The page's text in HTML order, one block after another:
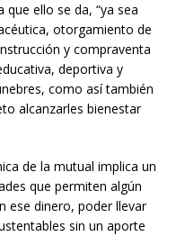
ello se da, “ya sea
otorgamiento de
y compraventa
deportiva y
como así también
alcanzarles bienestar
de la mutual implica un
que permiten algún
ese dinero, poder llevar
sin un aporte